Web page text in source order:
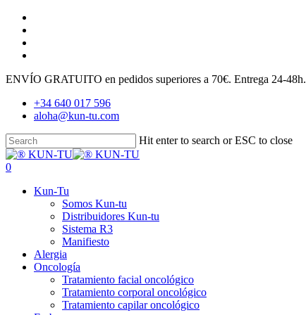
Skip
main
content
ENVÍO GRATUITO en pedidos superiores a 70€. Entrega 24-48h.
+34 640 017 596
aloha@kun-tu.com
Hit enter to search or ESC to close
Close
Search
search
account
0
Kun-Tu
Somos Kun-tu
Distribuidores Kun-tu
Sistema R3
Manifiesto
Alergia
Oncología
Tratamiento facial oncológico
Tratamiento corporal oncológico
Tratamiento capilar oncológico